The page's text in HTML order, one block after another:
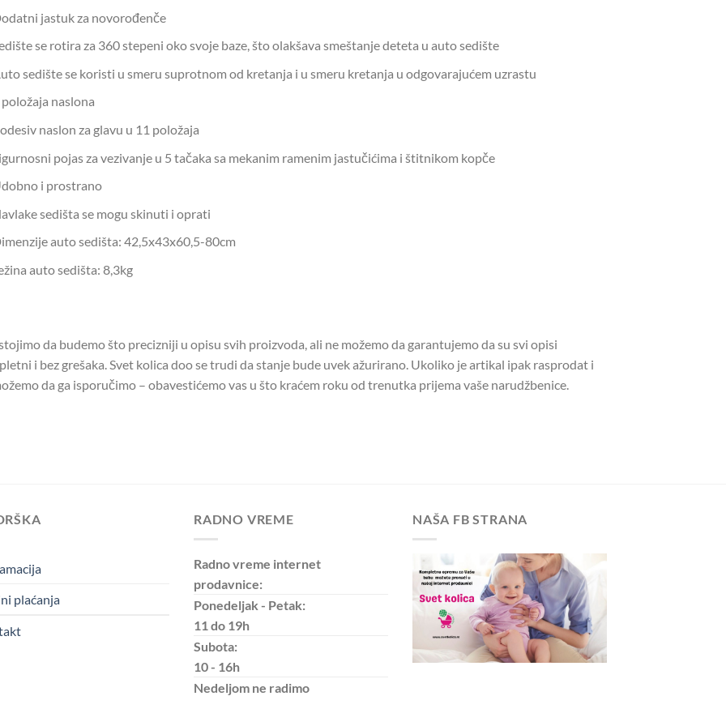
jastuk za novorođenče
se rotira za 360 stepeni oko svoje baze, što olakšava smeštanje deteta u auto sedište
sedište se koristi u smeru suprotnom od kretanja i u smeru kretanja u odgovarajućem uzrastu
naslona
naslon za glavu u 11 položaja
pojas za vezivanje u 5 tačaka sa mekanim ramenim jastučićima i štitnikom kopče
i prostrano
sedišta se mogu skinuti i oprati
auto sedišta: 42,5x43x60,5-80cm
auto sedišta: 8,3kg
da budemo što precizniji u opisu svih proizvoda, ali ne možemo da garantujemo da su svi opisi
i bez grešaka. Svet kolica doo se trudi da stanje bude uvek ažurirano. Ukoliko je artikal ipak rasprodat i
da ga isporučimo – obavestićemo vas u što kraćem roku od trenutka prijema vaše narudžbenice.
plaćanja
RADNO VREME
Radno vreme internet
prodavnice:
Ponedeljak - Petak:
11 do 19h
Subota:
10 - 16h
Nedeljom ne radimo
NAŠA FB STRANA